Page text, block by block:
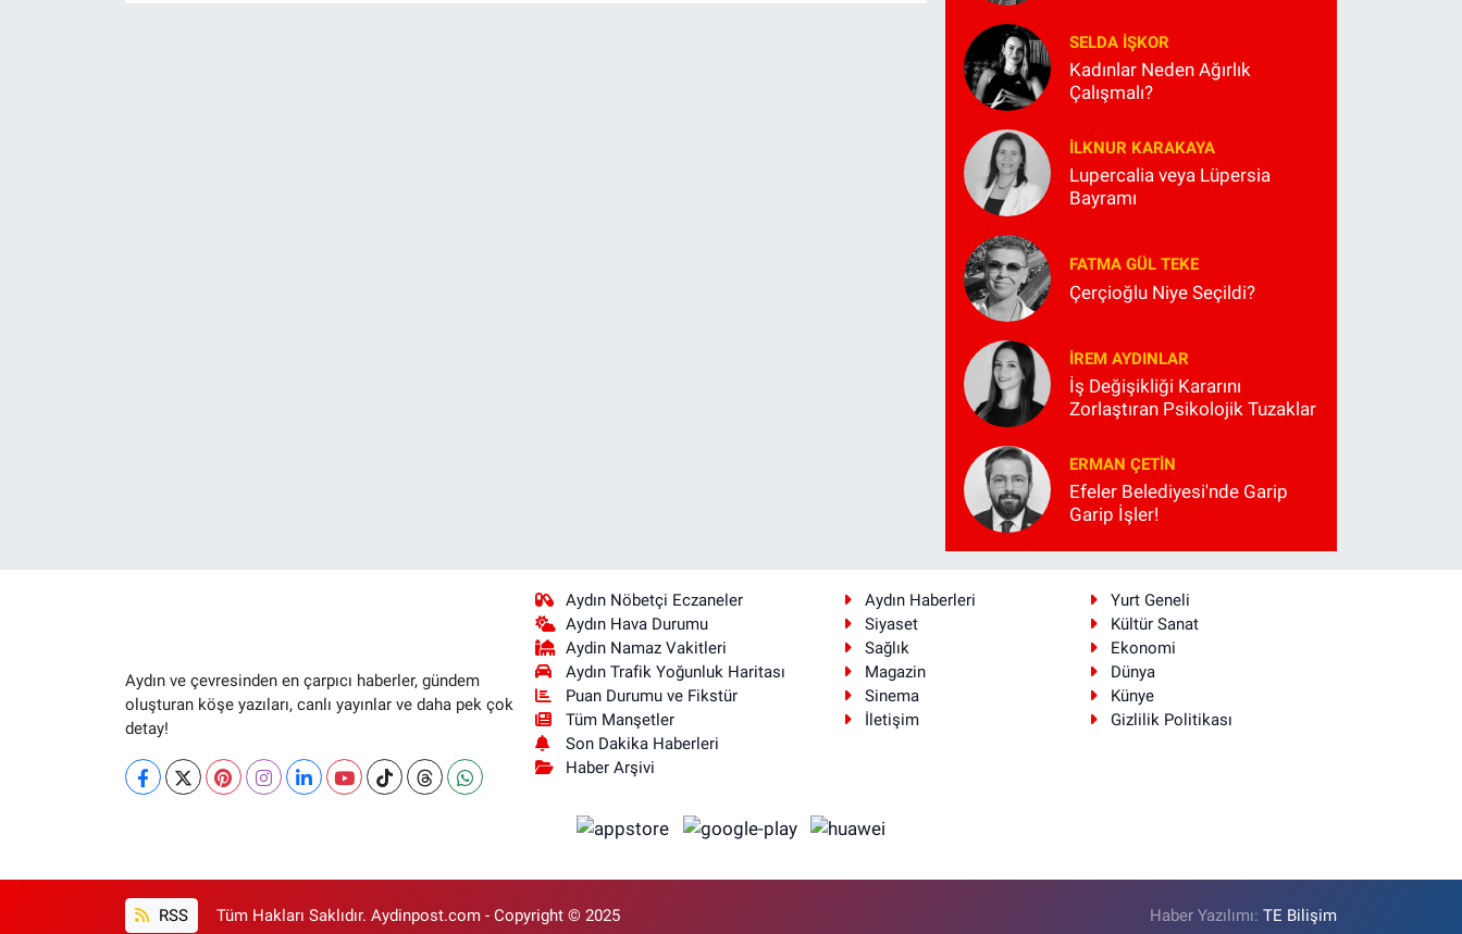
SELDA İŞKOR
Kadınlar Neden Ağırlık
Çalışmalı?
İLKNUR KARAKAYA
Lupercalia veya Lüpersia
Bayramı
FATMA GÜL TEKE
Çerçioğlu Niye Seçildi?
İREM AYDINLAR
İş Değişikliği Kararını
Zorlaştıran Psikolojik Tuzaklar
ERMAN ÇETIN
Efeler Belediyesi'nde Garip
Garip İşler!
Aydın ve çevresinden en çarpıcı haberler, gündem
oluşturan köşe yazıları, canlı yayınlar ve daha pek çok
detay!
Aydın Nöbetçi Eczaneler
Aydın Hava Durumu
Aydin Namaz Vakitleri
Aydın Trafik Yoğunluk Haritası
Puan Durumu ve Fikstür
Tüm Manşetler
Son Dakika Haberleri
Haber Arşivi
Aydın Haberleri
Yurt Geneli
Siyaset
Kültür Sanat
Sağlık
Ekonomi
Magazin
Dünya
Sinema
Künye
İletişim
Gizlilik Politikası
RSS Tüm Hakları Saklıdır. Aydinpost.com - Copyright © 2025 Haber Yazılımı:TE Bilişim